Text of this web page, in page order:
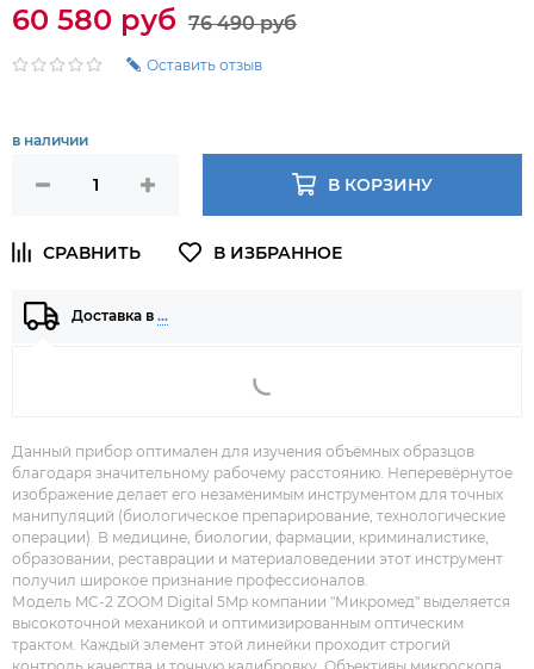
60 580 руб 76 490 руб
Оставить отзыв
в наличии
В КОРЗИНУ
Доставка в …
Данный прибор оптимален для изучения объёмных образцов
благодаря значительному рабочему расстоянию. Неперевёрнутое
изображение делает его незаменимым инструментом для точных
манипуляций (биологическое препарирование, технологические
операции). В медицине, биологии, фармации, криминалистике,
образовании, реставрации и материаловедении этот инструмент
получил широкое признание профессионалов.
Модель MC-2 ZOOM Digital 5Mp компании "Микромед" выделяется
высокоточной механикой и оптимизированным оптическим
трактом. Каждый элемент этой линейки проходит строгий